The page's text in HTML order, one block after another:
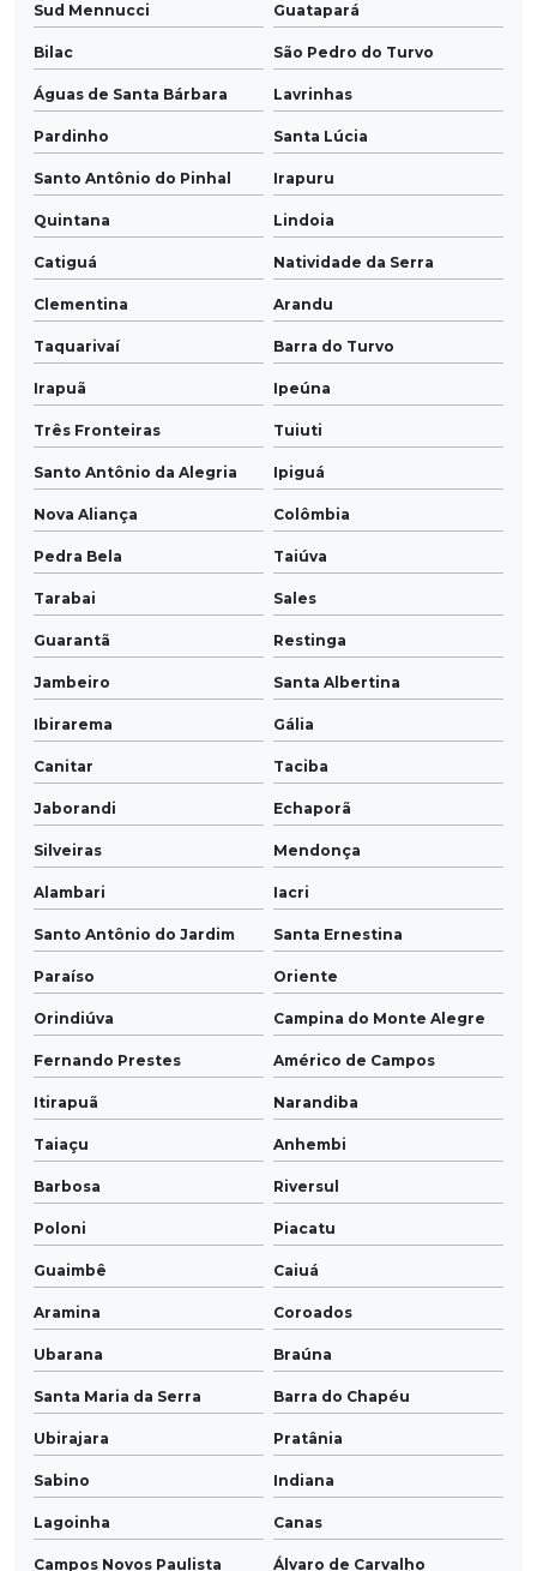
Sud Mennucci Guatapará
Bilac São Pedro do Turvo
Águas de Santa Bárbara Lavrinhas
Pardinho Santa Lúcia
Santo Antônio do Pinhal Irapuru
Quintana Lindoia
Catiguá Natividade da Serra
Clementina Arandu
Taquarivaí Barra do Turvo
Irapuã Ipeúna
Três Fronteiras Tuiuti
Santo Antônio da Alegria Ipiguá
Nova Aliança Colômbia
Pedra Bela Taiúva
Tarabai Sales
Guarantã Restinga
Jambeiro Santa Albertina
Ibirarema Gália
Canitar Taciba
Jaborandi Echaporã
Silveiras Mendonça
Alambari Iacri
Santo Antônio do Jardim Santa Ernestina
Paraíso Oriente
Orindiúva Campina do Monte Alegre
Fernando Prestes Américo de Campos
Itirapuã Narandiba
Taiaçu Anhembi
Barbosa Riversul
Poloni Piacatu
Guaimbê Caiuá
Aramina Coroados
Ubarana Braúna
Santa Maria da Serra Barra do Chapéu
Ubirajara Pratânia
Sabino Indiana
Lagoinha Canas
Campos Novos Paulista Álvaro de Carvalho